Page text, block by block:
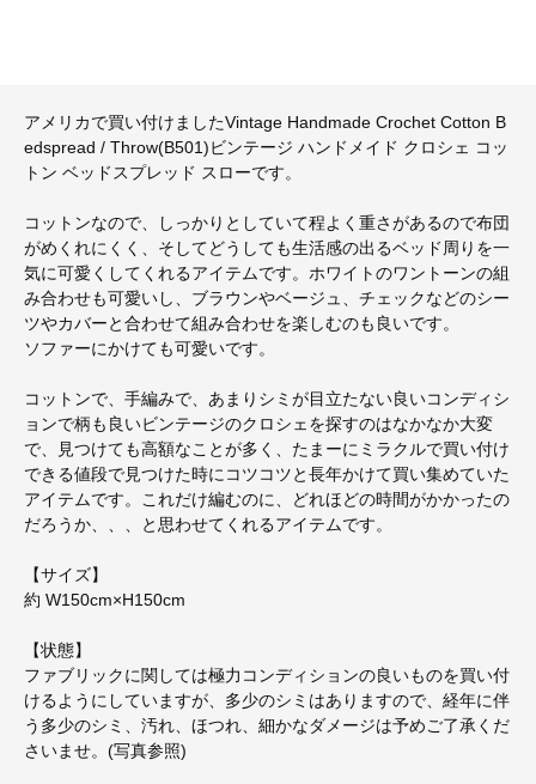
アメリカで買い付けましたVintage Handmade Crochet Cotton B
edspread / Throw(B501)ビンテージ ハンドメイド クロシェ コッ
トン ベッドスプレッド スローです。
コットンなので、しっかりとしていて程よく重さがあるので布団
がめくれにくく、そしてどうしても生活感の出るベッド周りを一
気に可愛くしてくれるアイテムです。ホワイトのワントーンの組
み合わせも可愛いし、ブラウンやベージュ、チェックなどのシー
ツやカバーと合わせて組み合わせを楽しむのも良いです。
ソファーにかけても可愛いです。
コットンで、手編みで、あまりシミが目立たない良いコンディシ
ョンで柄も良いビンテージのクロシェを探すのはなかなか大変
で、見つけても高額なことが多く、たまーにミラクルで買い付け
できる値段で見つけた時にコツコツと長年かけて買い集めていた
アイテムです。これだけ編むのに、どれほどの時間がかかったの
だろうか、、、と思わせてくれるアイテムです。
【サイズ】
約 W150cm×H150cm
【状態】
ファブリックに関しては極力コンディションの良いものを買い付
けるようにしていますが、多少のシミはありますので、経年に伴
う多少のシミ、汚れ、ほつれ、細かなダメージは予めご了承くだ
さいませ。(写真参照)